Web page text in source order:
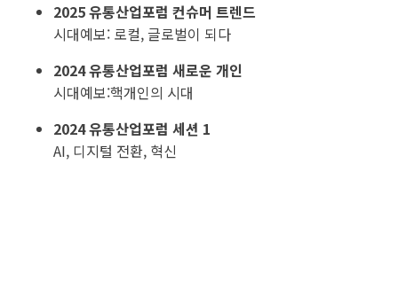
2025 유통산업포럼 컨슈머 트렌드
시대예보: 로컬, 글로벌이 되다
2024 유통산업포럼 새로운 개인
시대예보:핵개인의 시대
2024 유통산업포럼 세션 1
AI, 디지털 전환, 혁신